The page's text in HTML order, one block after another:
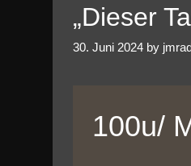
„Dieser
30. Juni 2024 by
100u/